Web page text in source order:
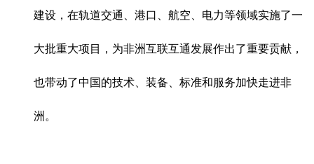
建设，在轨道交通、港口、航空、电力等领域实施了一
大批重大项目，为非洲互联互通发展作出了重要贡献，
也带动了中国的技术、装备、标准和服务加快走进非
洲。